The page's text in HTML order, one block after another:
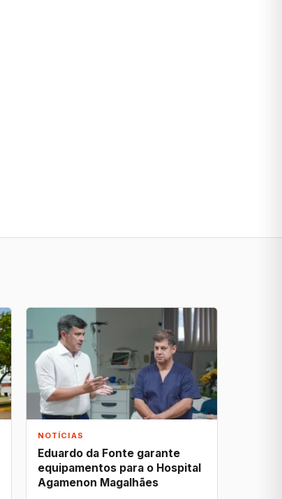
NOTÍCIAS
Eduardo da Fonte garante
equipamentos para o Hospital
Agamenon Magalhães